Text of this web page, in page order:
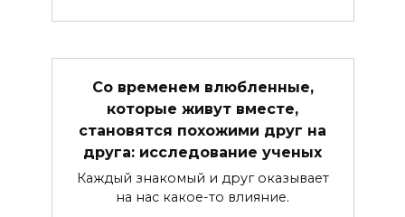
Со временем влюбленные,
которые живут вместе,
становятся похожими друг на
друга: исследование ученых
Каждый знакомый и друг оказывает
на нас какое-то влияние.